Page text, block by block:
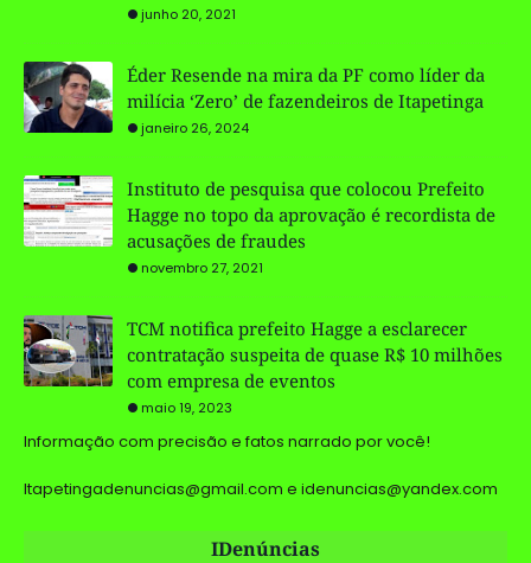
junho 20, 2021
Éder Resende na mira da PF como líder da
milícia ‘Zero’ de fazendeiros de Itapetinga
janeiro 26, 2024
Instituto de pesquisa que colocou Prefeito
Hagge no topo da aprovação é recordista de
acusações de fraudes
novembro 27, 2021
TCM notifica prefeito Hagge a esclarecer
contratação suspeita de quase R$ 10 milhões
com empresa de eventos
maio 19, 2023
Informação com precisão e fatos narrado por você!
Itapetingadenuncias@gmail.com e idenuncias@yandex.com
IDenúncias